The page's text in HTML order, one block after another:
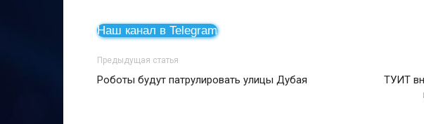
Наш канал в Telegram
Предыдущая статья
Роботы будут патрулировать улицы Дубая
ТУИТ